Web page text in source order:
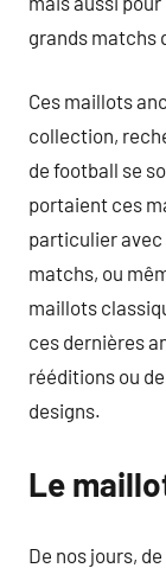
grands matchs
Ces maillots
collection,
de football se
portaient ces
particulier
matchs, ou
maillots
ces dernières
rééditions ou
designs.
Le
De nos jours,